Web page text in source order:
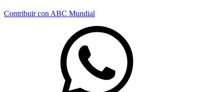
Contribuir con ABC Mundial